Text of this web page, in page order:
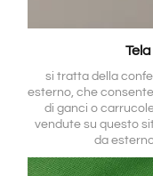
si tratta della
esterno, che
di ganci o
vendute su questo
da